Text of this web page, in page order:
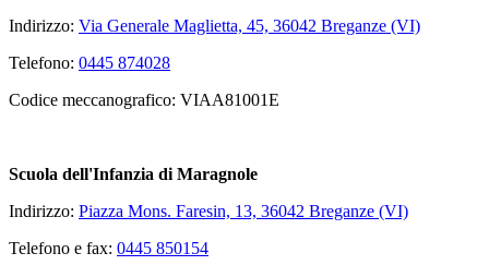
Indirizzo: Via Generale Maglietta, 45, 36042 Breganze (VI)
Telefono: 0445 874028
Codice meccanografico: VIAA81001E
Scuola dell'Infanzia di Maragnole
Indirizzo: Piazza Mons. Faresin, 13, 36042 Breganze (VI)
Telefono e fax: 0445 850154